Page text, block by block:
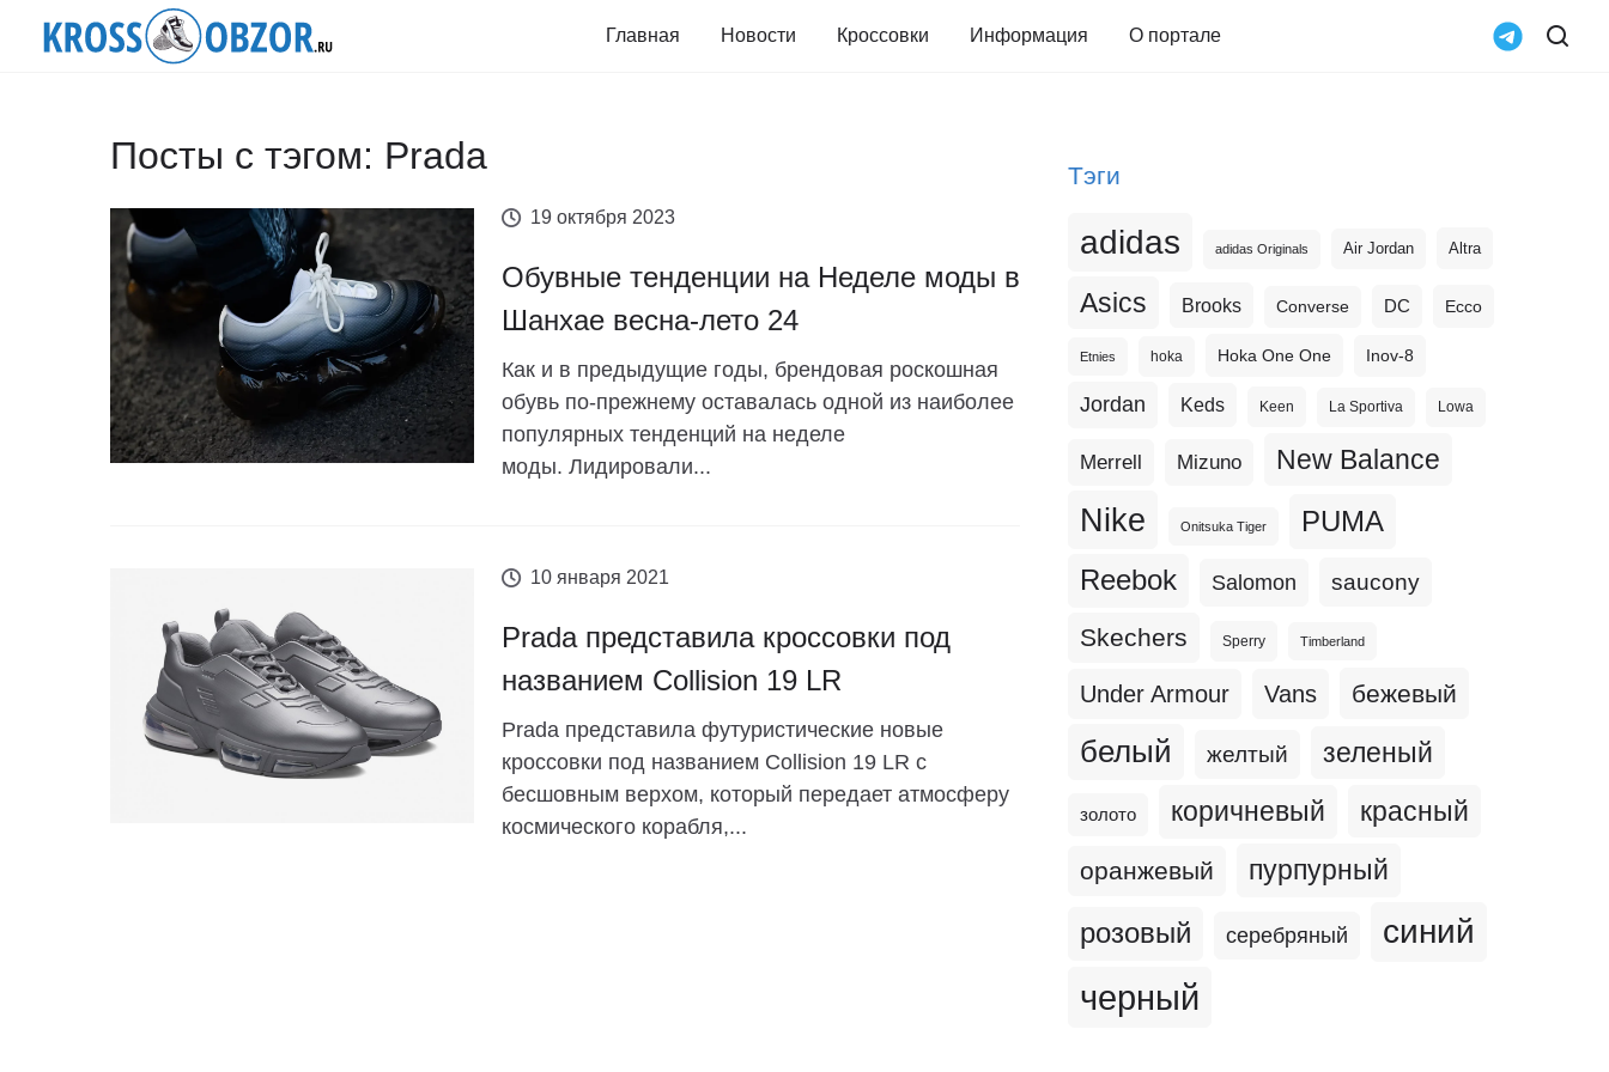
Главная Новости Кроссовки Информация О портале
Посты с тэгом: Prada
19 октября 2023
Обувные тенденции на Неделе моды в
Шанхае весна-лето 24
Как и в предыдущие годы, брендовая роскошная
обувь по-прежнему оставалась одной из наиболее
популярных тенденций на неделе
моды. Лидировали...
10 января 2021
Prada представила кроссовки под
названием Collision 19 LR
Prada представила футуристические новые
кроссовки под названием Collision 19 LR с
бесшовным верхом, который передает атмосферу
космического корабля,...
Тэги
adidas adidas Originals Air Jordan Altra
Asics Brooks Converse DC Ecco
Etnies hoka Hoka One One Inov-8
Jordan Keds Keen La Sportiva Lowa
Merrell Mizuno New Balance
Nike Onitsuka Tiger PUMA
Reebok Salomon saucony
Skechers Sperry Timberland
Under Armour Vans бежевый
белый желтый зеленый
золото коричневый красный
оранжевый пурпурный
розовый серебряный синий
черный